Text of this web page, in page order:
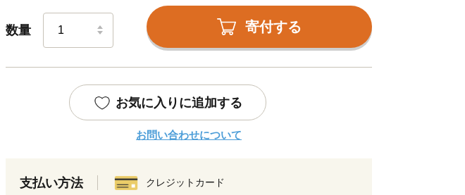
数量 寄付する
お気に入りに追加する
お問い合わせについて
支払い方法 クレジットカード